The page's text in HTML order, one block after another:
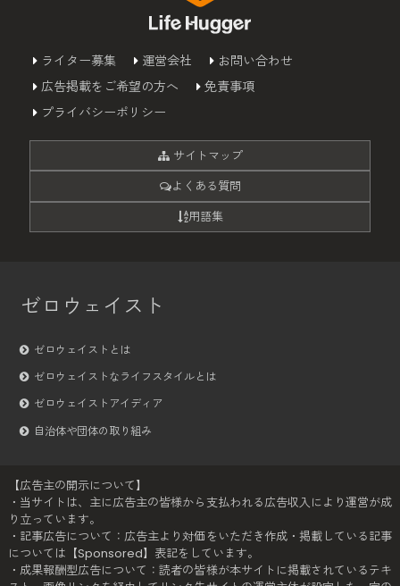
ライター募集 運営会社
お問い合わせ
広告掲載をご希望の方へ
免責事項
プライバシーポリシー
サイトマップ
よくある質問
用語集
ゼロウェイスト
ゼロウェイストとは
ゼロウェイストなライフスタイルとは
ゼロウェイストアイディア
自治体や団体の取り組み
【広告主の開示について】
・当サイトは、主に広告主の皆様から支払われる広告収入により運営が成
り立っています。
・記事広告について：広告主より対価をいただき作成・掲載している記事
については【Sponsored】表記をしています。
・成果報酬型広告について：読者の皆様が本サイトに掲載されているテキ